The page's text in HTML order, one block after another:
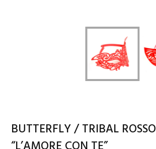
BUTTERFLY / TRIBAL ROSSO